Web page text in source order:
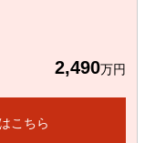
2,490万円
はこちら